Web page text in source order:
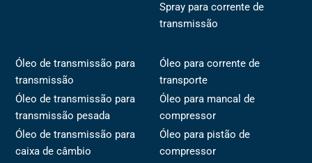
Spray para corrente de
transmissão
Óleo de transmissão para
transmissão
Óleo de transmissão para
transmissão pesada
Óleo de transmissão para
caixa de câmbio
Óleo para corrente de
transporte
Óleo para mancal de
compressor
Óleo para pistão de
compressor